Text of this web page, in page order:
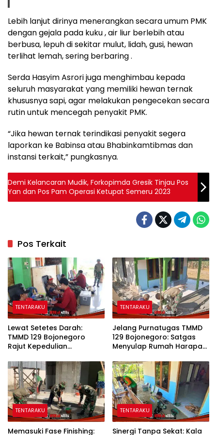
Lebih lanjut dirinya menerangkan secara umum PMK
dengan gejala pada kuku , air liur berlebih atau
berbusa, lepuh di sekitar mulut, lidah, gusi, hewan
terlihat lemah, sering berbaring .
Serda Hasyim Asrori juga menghimbau kepada
seluruh masyarakat yang memiliki hewan ternak
khususnya sapi, agar melakukan pengecekan secara
rutin untuk mencegah penyakit PMK.
“Jika hewan ternak terindikasi penyakit segera
laporkan ke Babinsa atau Bhabinkamtibmas dan
instansi terkait,” pungkasnya.
Demi Kelancaran Mudik, Forkopimda Gresik Tinjau Pos
Yan dan Pos Pam Operasi Ketupat Semeru 2023
Pos Terkait
TENTARAKU
Lewat Setetes Darah:
TMMD 129 Bojonegoro
Rajut Kepedulian
Kesongo
TENTARAKU
Jelang Purnatugas TMMD
129 Bojonegoro: Satgas
Menyulap Rumah Harapan
Hunian Layak dan Nyaman
TENTARAKU
Memasuki Fase Finishing:
TENTARAKU
Sinergi Tanpa Sekat: Kala